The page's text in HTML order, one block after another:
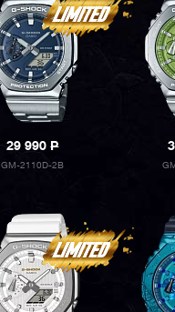
29 990P
GM-2110D-2B